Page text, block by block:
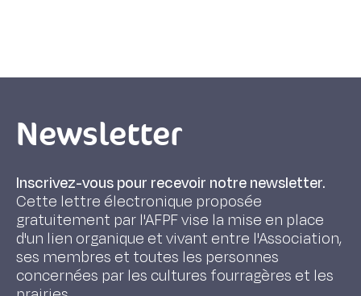
Newsletter
Inscrivez-vous pour recevoir notre newsletter.
Cette lettre électronique proposée
gratuitement par l'AFPF vise la mise en place
d'un lien organique et vivant entre l'Association,
ses membres et toutes les personnes
concernées par les cultures fourragères et les